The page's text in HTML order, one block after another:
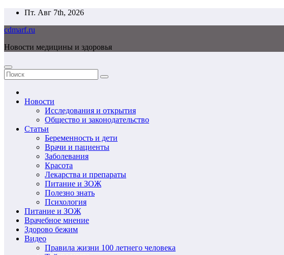
Перейти
содержимому
Пт. Авг 7th, 2026
cdmarf.ru
Новости медицины и здоровья
Новости
Исследования и открытия
Общество и законодательство
Статьи
Беременность и дети
Врачи и пациенты
Заболевания
Красота
Лекарства и препараты
Питание и ЗОЖ
Полезно знать
Психология
Питание и ЗОЖ
Врачебное мнение
Здорово бежим
Видео
Правила жизни 100 летнего человека